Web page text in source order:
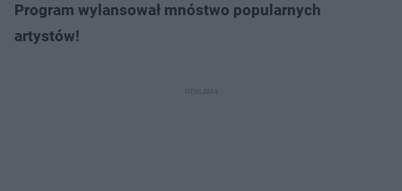
Program wylansował mnóstwo popularnych
artystów!